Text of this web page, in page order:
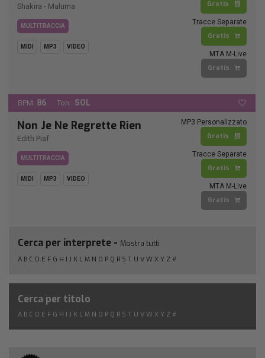
Shakira - Maluma
MULTITRACCIA
MIDI MP3 VIDEO
Gratis
Tracce Separate
Gratis
MTA M-Live
Gratis
BPM: 86 Ton.: SOL
Non Je Ne Regrette Rien
Edith Piaf
MULTITRACCIA
MIDI MP3 VIDEO
MP3 Personalizzato
Gratis
Tracce Separate
Gratis
MTA M-Live
Gratis
Cerca per interprete - Mostra tutti
A B C D E F G H I J K L M N O P Q R S T U V W X Y Z #
Cerca per titolo
A B C D E F G H I J K L M N O P Q R S T U V W X Y Z #